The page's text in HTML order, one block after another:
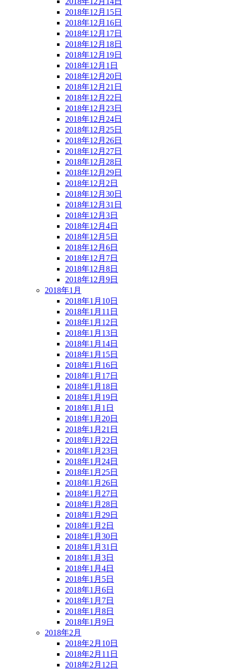
2018年12月15日
2018年12月16日
2018年12月17日
2018年12月18日
2018年12月19日
2018年12月1日
2018年12月20日
2018年12月21日
2018年12月22日
2018年12月23日
2018年12月24日
2018年12月25日
2018年12月26日
2018年12月27日
2018年12月28日
2018年12月29日
2018年12月2日
2018年12月30日
2018年12月31日
2018年12月3日
2018年12月4日
2018年12月5日
2018年12月6日
2018年12月7日
2018年12月8日
2018年12月9日
2018年1月
2018年1月10日
2018年1月11日
2018年1月12日
2018年1月13日
2018年1月14日
2018年1月15日
2018年1月16日
2018年1月17日
2018年1月18日
2018年1月19日
2018年1月1日
2018年1月20日
2018年1月21日
2018年1月22日
2018年1月23日
2018年1月24日
2018年1月25日
2018年1月26日
2018年1月27日
2018年1月28日
2018年1月29日
2018年1月2日
2018年1月30日
2018年1月31日
2018年1月3日
2018年1月4日
2018年1月5日
2018年1月6日
2018年1月7日
2018年1月8日
2018年1月9日
2018年2月
2018年2月10日
2018年2月11日
2018年2月12日